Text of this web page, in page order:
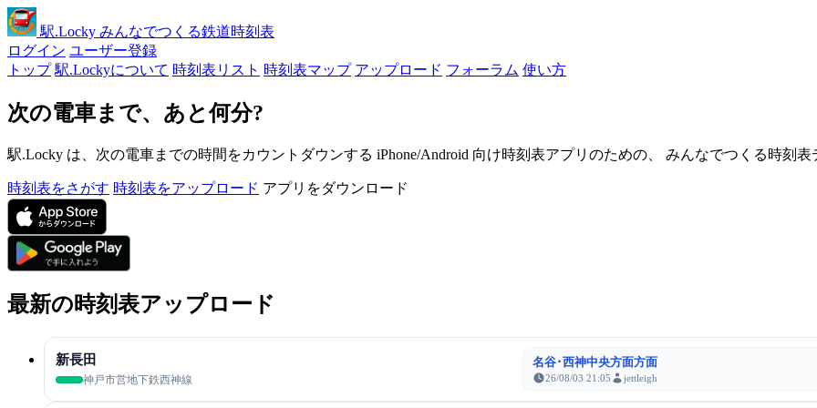
駅.Locky みんなでつくる鉄道時刻表
ログイン ユーザー登録
トップ 駅.Lockyについて 時刻表リスト 時刻表マップ アップロード フォーラム 使い方
次の電車まで、あと何分?
駅.Locky は、次の電車までの時間をカウントダウンする iPhone/Android 向け時刻表アプリのための、 みんなでつくる時刻表
時刻表をさがす 時刻表をアップロード アプリをダウンロード
最新の時刻表アップロード
新長田
神戸市営地下鉄西神線
名谷･西神中央方面方面
26/08/03 21:05 jettleigh